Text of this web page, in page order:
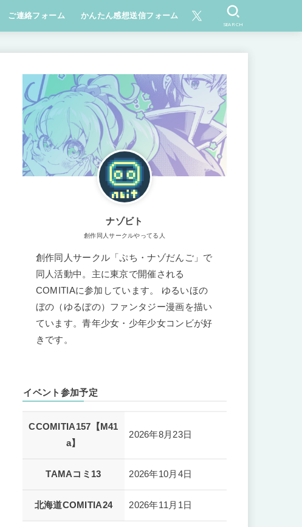
ご連絡フォーム かんたん感想送信フォーム
SEARCH
ナゾビト
創作同人サークルやってる人
創作同人サークル「ぷち・ナゾだんご」で
同人活動中。主に東京で開催される
COMITIAに参加しています。 ゆるいほの
ぼの（ゆるぼの）ファンタジー漫画を描い
ています。青年少女・少年少女コンビが好
きです。
イベント参加予定
CCOMITIA157【M41
a】
2026年8月23日
TAMAコミ13 2026年10月4日
北海道COMITIA24 2026年11月1日